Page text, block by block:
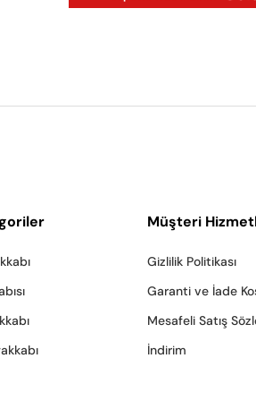
Müşteri
Gizlilik Politikası
Garanti ve İade
Mesafeli Satış
İndirim